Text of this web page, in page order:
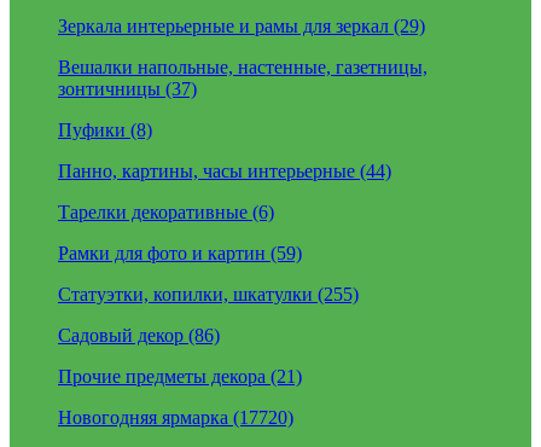
Зеркала интерьерные и рамы для зеркал (29)
Вешалки напольные, настенные, газетницы,
зонтичницы (37)
Пуфики (8)
Панно, картины, часы интерьерные (44)
Тарелки декоративные (6)
Рамки для фото и картин (59)
Статуэтки, копилки, шкатулки (255)
Садовый декор (86)
Прочие предметы декора (21)
Новогодняя ярмарка (17720)